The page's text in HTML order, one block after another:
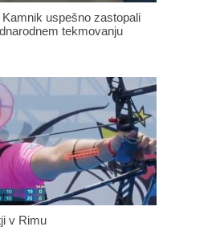
uspešno zastopali
tekmovanju
v Rimu